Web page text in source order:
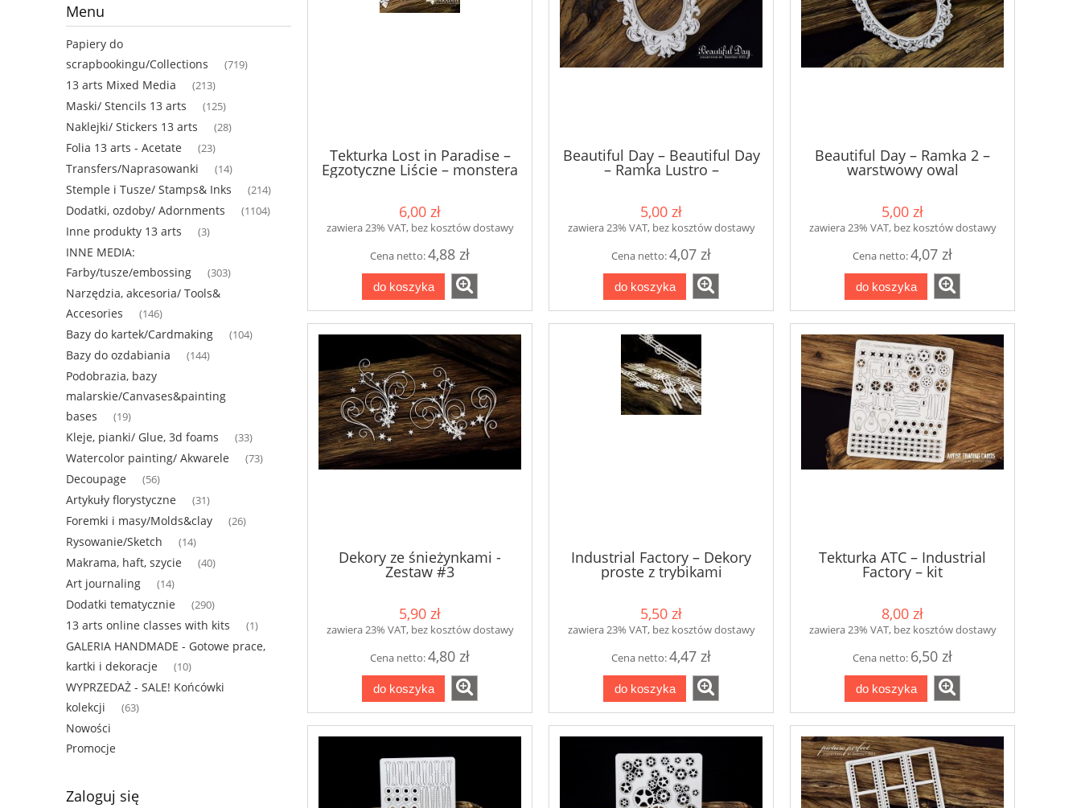
Menu
Papiery do
scrapbookingu/Collections
(719)
13 arts Mixed Media (213)
Maski/ Stencils 13 arts (125)
Naklejki/ Stickers 13 arts (28)
Folia 13 arts - Acetate (23)
Transfers/Naprasowanki (14)
Stemple i Tusze/ Stamps& Inks (214)
Dodatki, ozdoby/ Adornments (1104)
Inne produkty 13 arts (3)
INNE MEDIA:
Farby/tusze/embossing
(303)
Narzędzia, akcesoria/ Tools&
Accesories
(146)
Bazy do kartek/Cardmaking (104)
Bazy do ozdabiania (144)
Podobrazia, bazy
malarskie/Canvases&painting
bases
(19)
Kleje, pianki/ Glue, 3d foams (33)
Watercolor painting/ Akwarele (73)
Decoupage (56)
Artykuły florystyczne (31)
Foremki i masy/Molds&clay (26)
Rysowanie/Sketch (14)
Makrama, haft, szycie (40)
Art journaling (14)
Dodatki tematycznie (290)
13 arts online classes with kits (1)
GALERIA HANDMADE - Gotowe prace,
kartki i dekoracje
(10)
WYPRZEDAŻ - SALE! Końcówki
kolekcji
(63)
Nowości
Promocje
Zaloguj się
Tekturka Lost in Paradise –
Egzotyczne Liście – monstera
6,00 zł
zawiera 23% VAT, bez kosztów dostawy
Cena netto:4,88 zł
do koszyka
Beautiful Day – Beautiful Day
– Ramka Lustro –
5,00 zł
zawiera 23% VAT, bez kosztów dostawy
Cena netto:4,07 zł
do koszyka
Beautiful Day – Ramka 2 –
warstwowy owal
5,00 zł
zawiera 23% VAT, bez kosztów dostawy
Cena netto:4,07 zł
do koszyka
Dekory ze śnieżynkami -
Zestaw #3
5,90 zł
zawiera 23% VAT, bez kosztów dostawy
Cena netto:4,80 zł
do koszyka
Industrial Factory – Dekory
proste z trybikami
5,50 zł
zawiera 23% VAT, bez kosztów dostawy
Cena netto:4,47 zł
do koszyka
Tekturka ATC – Industrial
Factory – kit
8,00 zł
zawiera 23% VAT, bez kosztów dostawy
Cena netto: 6,50 zł
do koszyka